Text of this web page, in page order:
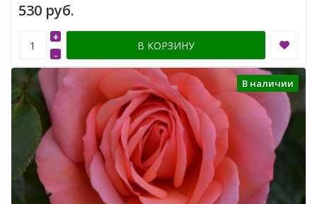
530 руб.
-
+
В КОРЗИНУ
В наличии